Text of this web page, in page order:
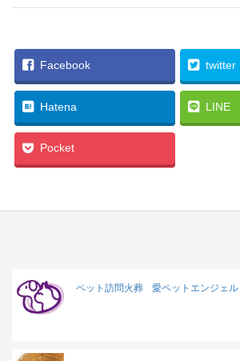
Facebook twitter
Hatena LINE
Pocket
ペット訪問火葬 愛ペットエンジェ